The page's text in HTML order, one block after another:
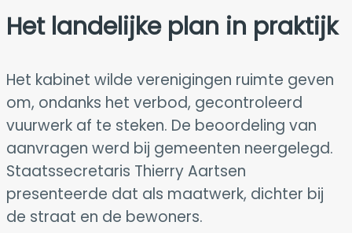
Het landelijke plan in praktijk
Het kabinet wilde verenigingen ruimte geven
om, ondanks het verbod, gecontroleerd
vuurwerk af te steken. De beoordeling van
aanvragen werd bij gemeenten neergelegd.
Staatssecretaris Thierry Aartsen
presenteerde dat als maatwerk, dichter bij
de straat en de bewoners.